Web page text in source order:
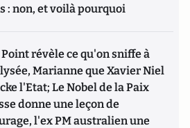
: non, et voilà pourquoi
Point révèle ce qu'on sniffe à
Marianne que Xavier Niel
l'Etat; Le Nobel de la Paix
donne une leçon de
l'ex PM australien une